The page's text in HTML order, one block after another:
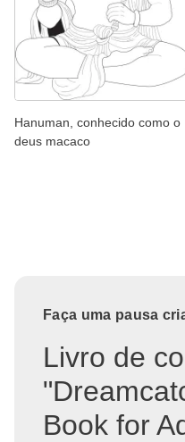
Hanuman, conhecido como o
deus macaco
Faça uma pausa
Livro de
Book for